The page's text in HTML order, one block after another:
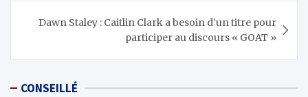
Dawn Staley : Caitlin Clark a besoin d’un titre pour
participer au discours « GOAT »
CONSEILLÉ